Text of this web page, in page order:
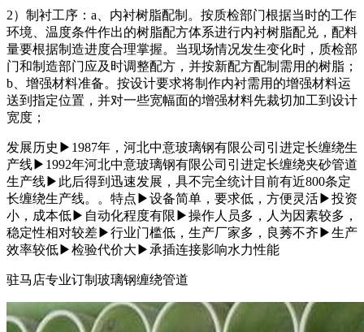
2）制衬工序：a、内衬树脂配制。按质检部门根据当时的工作
环境、温度条件作出的树脂配方体系进行内衬树脂配兑，配料
量要根据制造进度合理掌握。当现场情况发生变化时，质检部
门和制造部门应及时调整配方，并按新配方配制需用的树脂；
b、增强材料准备。按设计要求将制作内衬需用的增强材料运
送到指定位置，并对一些宽幅面的增强材料先裁切加工到设计
宽度；
发展历史▶1987年，河北中意玻璃钢有限公司引进定长缠绕生
产线▶1992年河北中意玻璃钢有限公司引进定长缠绕夹砂管道
生产线▶此后得到迅速发展，具不完全统计目前有近800条定
长缠绕生产线。。特点▶设备简单，要求低，方便灵活▶投资
小，成本低▶自动化程度有限▶操作人员多，人为因素较多，
稳定性相对较差▶行业门槛低，生产厂家多，良莠不齐▶生产
效率较低▶检验代价大▶承插连接影响水力性能
驻马店专业订制玻璃钢缠绕管道